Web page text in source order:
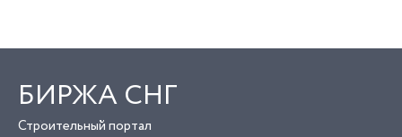
БИРЖА СНГ
Строительный портал